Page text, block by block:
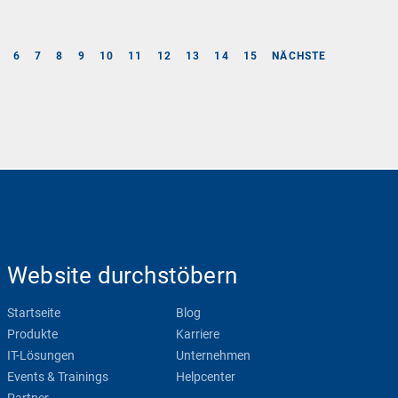
6 7 8 9 10 11 12 13 14 15 NÄCHSTE
Website durchstöbern
Startseite
Produkte
IT-Lösungen
Events & Trainings
Blog
Karriere
Unternehmen
Helpcenter